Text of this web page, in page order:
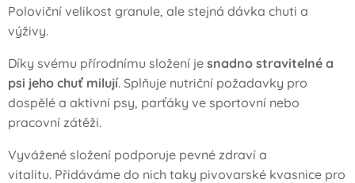
Poloviční velikost granule, ale stejná dávka chuti a
výživy.
Díky svému přírodnímu složení je snadno stravitelné a
psi jeho chuť milují. Splňuje nutriční požadavky pro
dospělé a aktivní psy, parťáky ve sportovní nebo
pracovní zátěži.
Vyvážené složení podporuje pevné zdraví a
vitalitu. Přidáváme do nich taky pivovarské kvasnice pro